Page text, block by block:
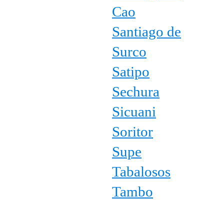
Cao
Santiago de
Surco
Satipo
Sechura
Sicuani
Soritor
Supe
Tabalosos
Tambo